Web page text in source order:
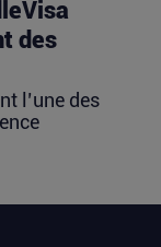
des
l’une des